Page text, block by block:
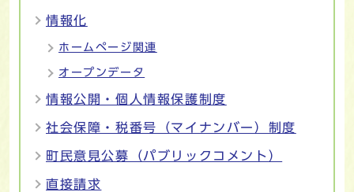
情報化
ホームページ関連
オープンデータ
情報公開・個人情報保護制度
社会保障・税番号（マイナンバー）制度
町民意見公募（パブリックコメント）
直接請求